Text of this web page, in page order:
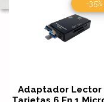
-35%
Adaptador Lector